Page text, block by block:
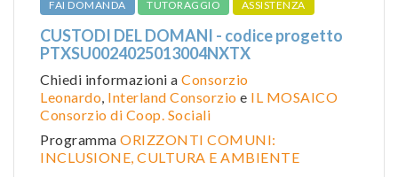
FAI DOMANDA
TUTORAGGIO ASSISTENZA
CUSTODI DEL DOMANI - codice progetto
PTXSU0024025013004NXTX
Chiedi informazioni a Consorzio
Leonardo, Interland Consorzio e IL MOSAICO
Consorzio di Coop. Sociali
Programma ORIZZONTI COMUNI:
INCLUSIONE, CULTURA E AMBIENTE